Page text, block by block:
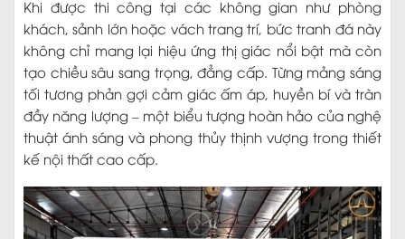
Khi được thi công tại các không gian như phòng
khách, sảnh lớn hoặc vách trang trí, bức tranh đá này
không chỉ mang lại hiệu ứng thị giác nổi bật mà còn
tạo chiều sâu sang trọng, đẳng cấp. Từng mảng sáng
tối tương phản gợi cảm giác ấm áp, huyền bí và tràn
đầy năng lượng – một biểu tượng hoàn hảo của nghệ
thuật ánh sáng và phong thủy thịnh vượng trong thiết
kế nội thất cao cấp.